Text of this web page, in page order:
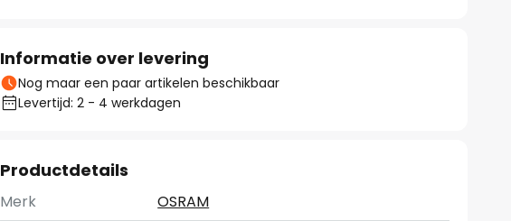
Informatie over levering
Nog maar een paar artikelen beschikbaar
Levertijd: 2 - 4 werkdagen
Productdetails
Merk
OSRAM